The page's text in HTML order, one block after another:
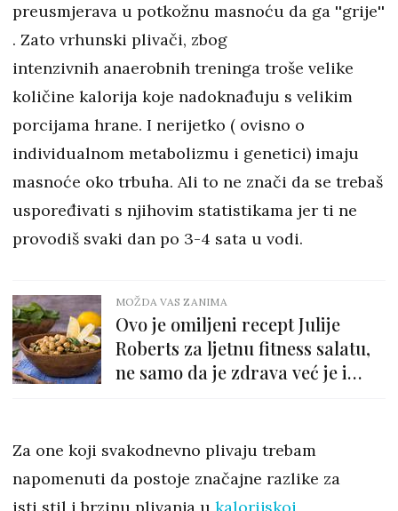
preusmjerava u potkožnu masnoću da ga ''grije''
. Zato vrhunski plivači, zbog
intenzivnih anaerobnih treninga troše velike
količine kalorija koje nadoknađuju s velikim
porcijama hrane. I nerijetko ( ovisno o
individualnom metabolizmu i genetici) imaju
masnoće oko trbuha. Ali to ne znači da se trebaš
uspoređivati s njihovim statistikama jer ti ne
provodiš svaki dan po 3-4 sata u vodi.
MOŽDA VAS ZANIMA
Ovo je omiljeni recept Julije
Roberts za ljetnu fitness salatu,
ne samo da je zdrava već je i
Za one koji svakodnevno plivaju trebam
napomenuti da postoje značajne razlike za